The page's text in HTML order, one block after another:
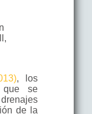
, los
que se
de la